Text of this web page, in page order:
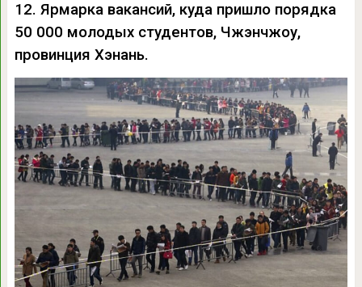
12. Ярмарка вакансий, куда пришло порядка
50 000 молодых студентов, Чжэнчжоу,
провинция Хэнань.